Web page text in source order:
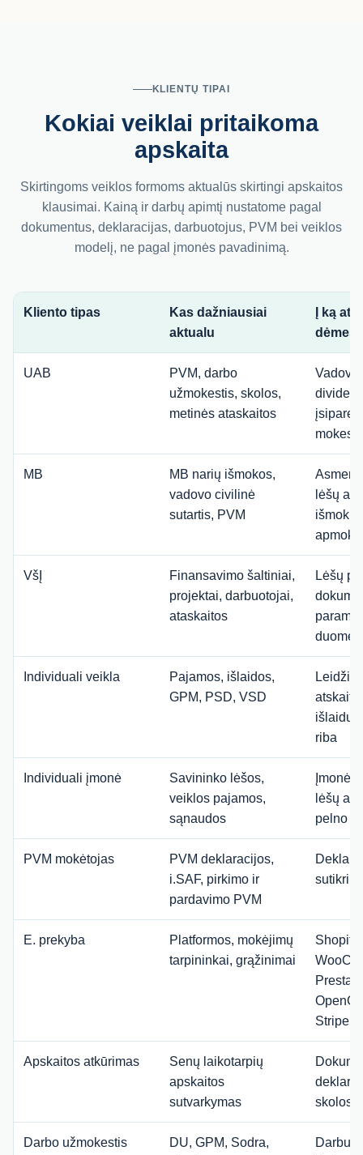
KLIENTŲ TIPAI
Kokiai veiklai pritaikoma
apskaita
Skirtingoms veiklos formoms aktualūs skirtingi apskaitos
klausimai. Kainą ir darbų apimtį nustatome pagal
dokumentus, deklaracijas, darbuotojus, PVM bei veiklos
modelį, ne pagal įmonės pavadinimą.
Kliento tipas
Kas dažniausiai
aktualu
Į ką
dėmesį
UAB
PVM, darbo
užmokestis, skolos,
metinės ataskaitos
Vadovo
MB
MB narių išmokos,
vadovo civilinė
sutartis, PVM
lėšų
išmokų
VšĮ
Finansavimo šaltiniai,
projektai, darbuotojai,
ataskaitos
Lėšų
Individuali veikla
Pajamos, išlaidos,
GPM, PSD, VSD
išlaidų
riba
Individuali įmonė
Savininko lėšos,
veiklos pajamos,
sąnaudos
lėšų
pelno
PVM mokėtojas
PVM deklaracijos,
i.SAF, pirkimo ir
pardavimo PVM
E. prekyba
Platformos, mokėjimų
tarpininkai, grąžinimai
Shopify,
Stripe,
Apskaitos atkūrimas
Senų laikotarpių
apskaitos
sutvarkymas
skolos
Darbo užmokestis
DU, GPM, Sodra,